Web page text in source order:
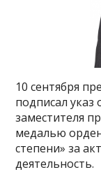
10 сентября
подписал указ
заместителя
медалью
степени» за
деятельность.